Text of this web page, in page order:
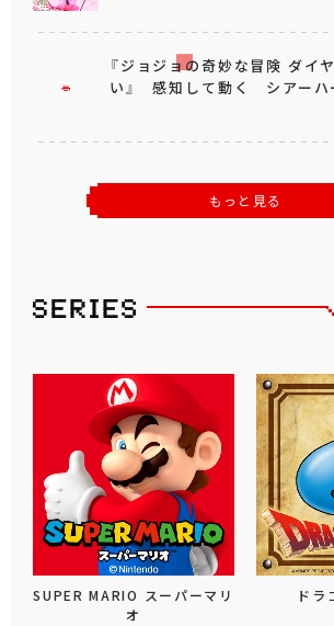
『ジョジョの奇妙な冒険 ダイ
い』 感知して動く シアーハ
もっと見る
SUPER MARIO スーパーマリ
オ
ドラ